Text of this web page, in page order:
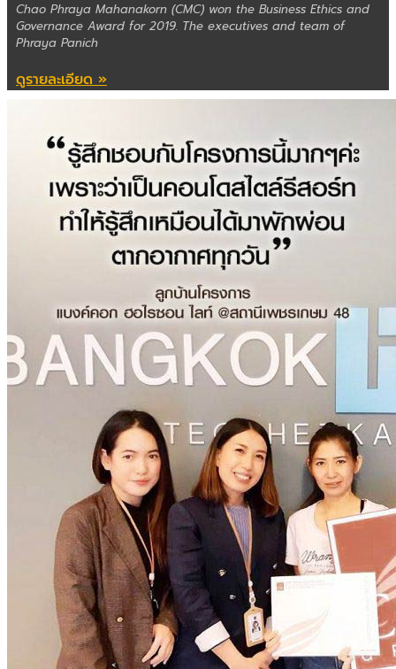
Chao Phraya Mahanakorn (CMC) won the Business Ethics and
Governance Award for 2019. The executives and team of
Phraya Panich
ดูรายละเอียด »